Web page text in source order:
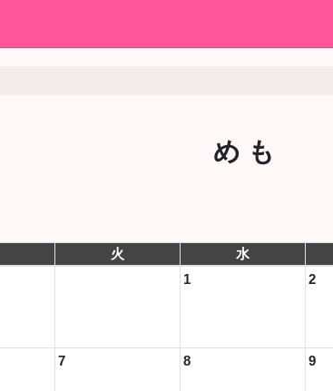
め も
火 水
1
2
7 8 9